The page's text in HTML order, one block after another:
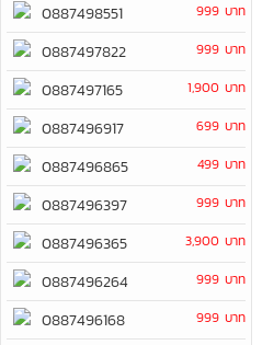
0887498551 999 บาท
0887497822 999 บาท
0887497165 1,900 บาท
0887496917 699 บาท
0887496865 499 บาท
0887496397 999 บาท
0887496365 3,900 บาท
0887496264 999 บาท
0887496168 999 บาท